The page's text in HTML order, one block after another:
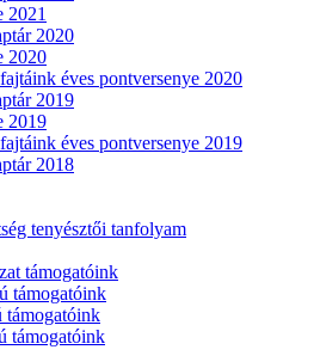
2021
2020
2020
éves pontversenye 2020
2019
2019
éves pontversenye 2019
2018
tenyésztői tanfolyam
támogatóink
támogatóink
támogatóink
támogatóink